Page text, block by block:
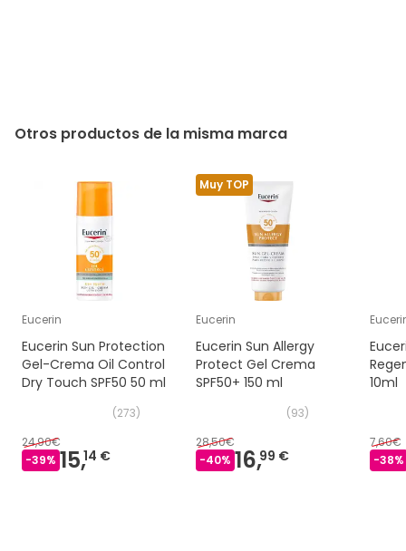
Otros productos de la misma marca
Eucerin
Eucerin Sun Protection
Gel-Crema Oil Control
Dry Touch SPF50 50 ml
(273)
24,90€
-39% 15,14 €
Muy TOP
Eucerin
Eucerin Sun Allergy
Protect Gel Crema
SPF50+ 150 ml
(93)
28,50€
-40% 16,99 €
10ml
7,60€
-38%